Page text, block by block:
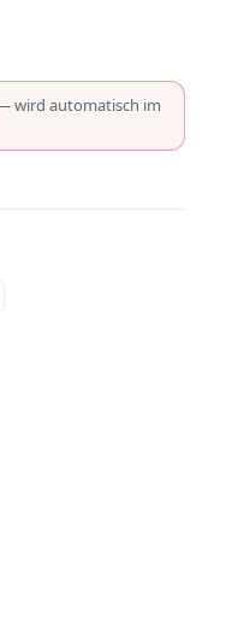
wird automatisch im